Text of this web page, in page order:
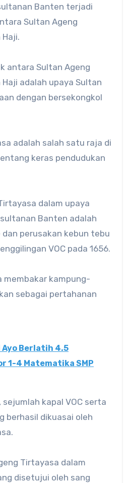
Banten terjadi
Sultan Ageng
antara Sultan Ageng
adalah upaya Sultan
dengan bersekongkol
adalah salah satu raja di
keras pendudukan
dalam upaya
Banten adalah
perusakan kebun tebu
VOC pada 1656.
membakar kampung-
sebagai pertahanan
Ayo Berlatih 4.5
1-4 Matematika SMP
kapal VOC serta
berhasil dikuasai oleh
Tirtayasa dalam
disetujui oleh sang